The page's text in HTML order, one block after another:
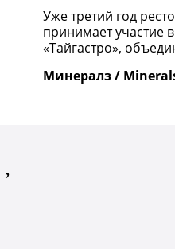
Уже третий год
принимает участие
«Тайгастро»,
Минералз /